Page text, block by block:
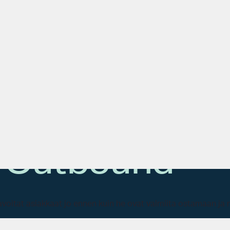
asiakkaat jo ennen kuin he ovat valmiita ostamaan ja